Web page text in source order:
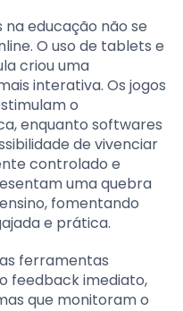
educação não se
O uso de tablets e
criou uma
interativa. Os jogos
o
enquanto softwares
de vivenciar
controlado e
uma quebra
fomentando
e prática.
ferramentas
feedback imediato,
que monitoram o